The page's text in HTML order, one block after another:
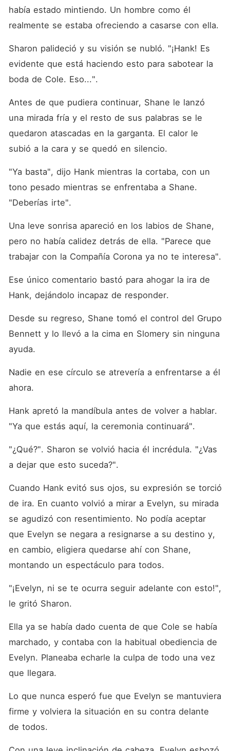
había estado mintiendo. Un hombre como él
realmente se estaba ofreciendo a casarse con ella.
Sharon palideció y su visión se nubló. "¡Hank! Es
evidente que está haciendo esto para sabotear la
boda de Cole. Eso...".
Antes de que pudiera continuar, Shane le lanzó
una mirada fría y el resto de sus palabras se le
quedaron atascadas en la garganta. El calor le
subió a la cara y se quedó en silencio.
"Ya basta", dijo Hank mientras la cortaba, con un
tono pesado mientras se enfrentaba a Shane.
"Deberías irte".
Una leve sonrisa apareció en los labios de Shane,
pero no había calidez detrás de ella. "Parece que
Ese único comentario bastó para ahogar la ira de
Hank, dejándolo incapaz de responder.
Desde su regreso, Shane tomó el control del Grupo
Bennett y lo llevó a la cima en Slomery sin ninguna
ayuda.
Nadie en ese círculo se atrevería a enfrentarse a él
ahora.
Hank apretó la mandíbula antes de volver a hablar.
"Ya que estás aquí, la ceremonia continuará".
"¿Qué?". Sharon se volvió hacia él incrédula. "¿Vas
a dejar que esto suceda?".
Cuando Hank evitó sus ojos, su expresión se torció
de ira. En cuanto volvió a mirar a Evelyn, su mirada
se agudizó con resentimiento. No podía aceptar
que Evelyn se negara a resignarse a su destino y,
en cambio, eligiera quedarse ahí con Shane,
montando un espectáculo para todos.
"¡Evelyn, ni se te ocurra seguir adelante con esto!",
le gritó Sharon.
Ella ya se había dado cuenta de que Cole se había
marchado, y contaba con la habitual obediencia de
Evelyn. Planeaba echarle la culpa de todo una vez
que llegara.
Lo que nunca esperó fue que Evelyn se mantuviera
firme y volviera la situación en su contra delante
de todos.